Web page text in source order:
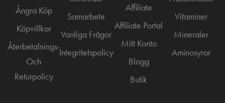
Ångra Köp
Köpvillkor
Återbetalnings-
Och
Returpolicy
Samarbete
Vanliga Frågor
Integritetspolicy
Affiliate
Affiliate Portal
Mitt Konto
Blogg
Butik
Vitaminer
Mineraler
Aminosyror